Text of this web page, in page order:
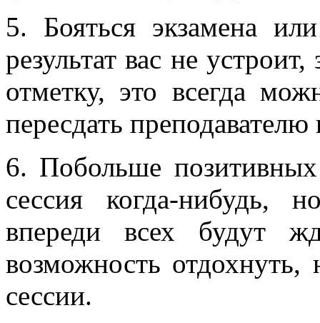
5. Бояться экзамена
результат вас не
отметку, это всегда
пересдать
6. Побольше
сессия когда-нибудь,
впереди всех будут
возможность отдохнуть,
сессии.